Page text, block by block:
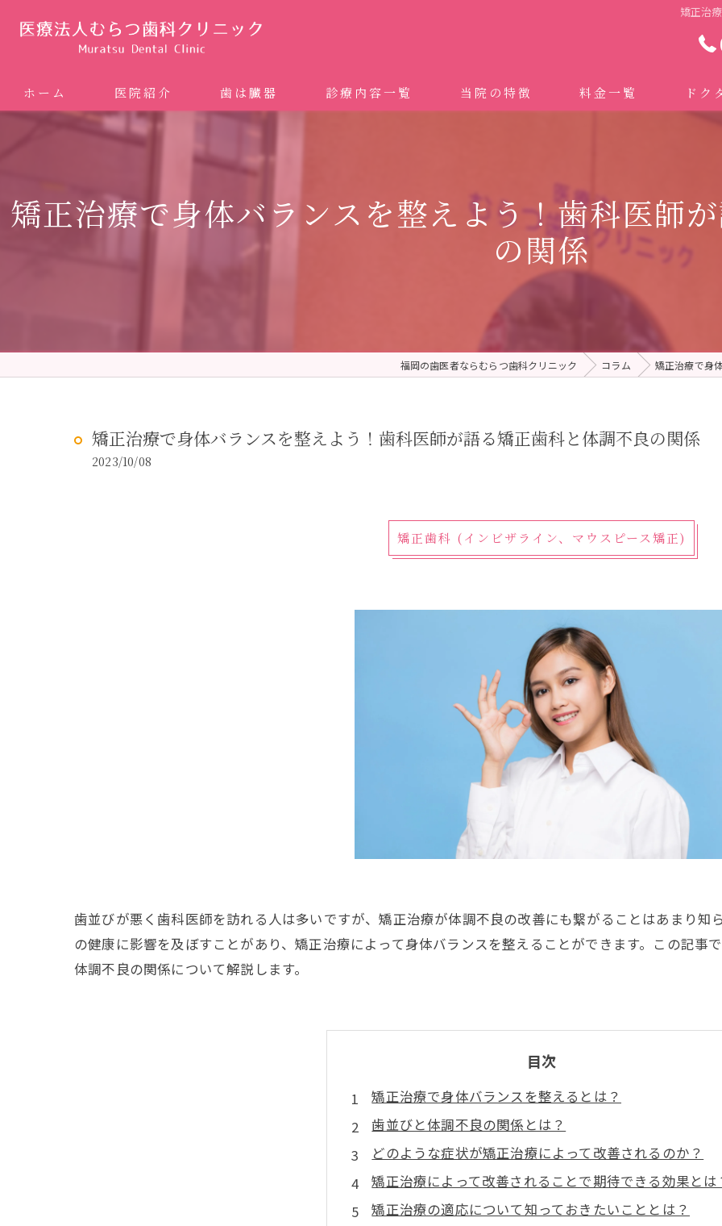
矯正治
ホーム 医院紹介 歯は臓器 診療内容一覧
矯正歯科 (インビザライン、マウスピース矯正）
ホワイトニング
予防歯科 (メンテナンス)
当院の特徴
ドクターむらつのワンライン歯臓ブラシ
グループクリニック
料金一覧 ドク
矯正治療で身体バランスを整えよう！歯科医師
の関係
福岡の歯医者ならむらつ歯科クリニック コラム 矯正治療で身
矯正治療で身体バランスを整えよう！歯科医師が語る矯正歯科と体調不良の関係
2023/10/08
矯正歯科 (インビザライン、マウスピース矯正)
歯並びが悪く歯科医師を訪れる人は多いですが、矯正治療が体調不良の改善にも繋がることはあまり
の健康に影響を及ぼすことがあり、矯正治療によって身体バランスを整えることができます。この記事
体調不良の関係について解説します。
目次
矯正治療で身体バランスを整えるとは？
歯並びと体調不良の関係とは？
どのような症状が矯正治療によって改善されるのか？
矯正治療によって改善されることで期待できる効果とは
矯正治療の適応について知っておきたいこととは？